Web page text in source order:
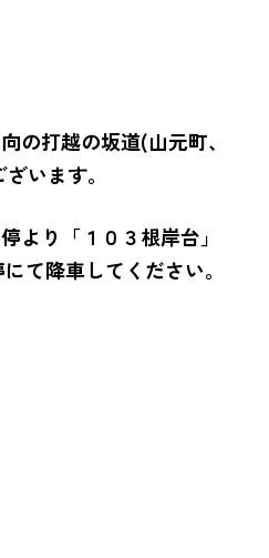
の打越の坂道(山元町、
います。
より「１０３根岸台」
て降車してください。